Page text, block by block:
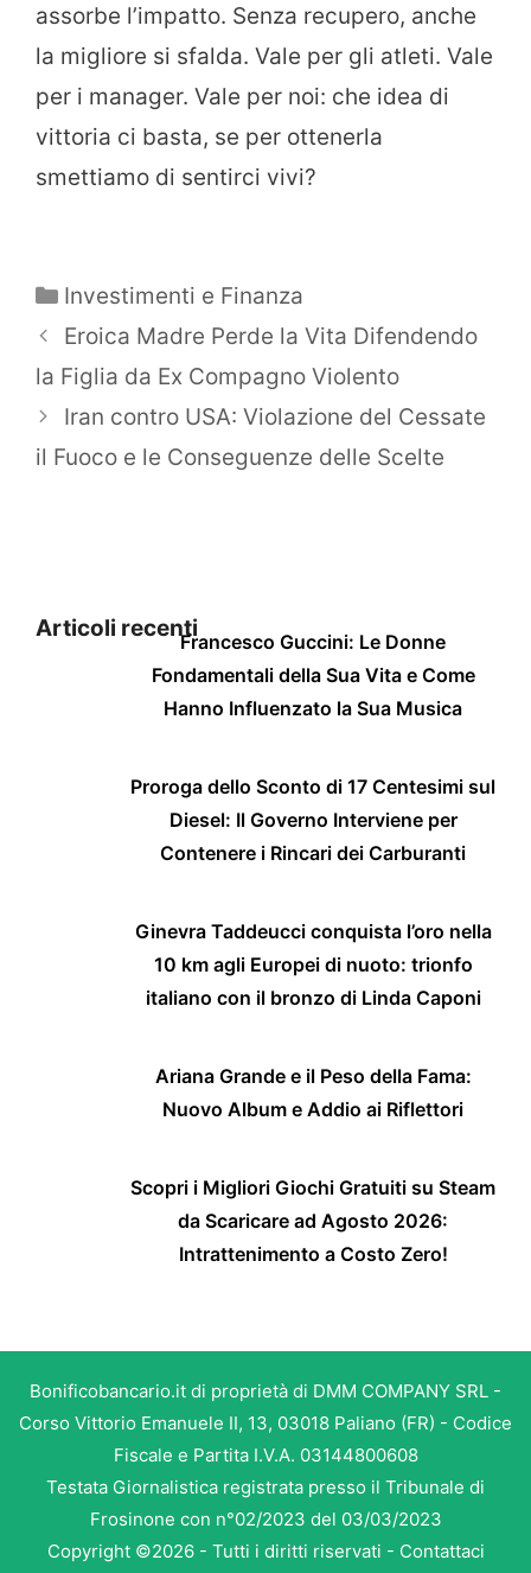
assorbe l’impatto. Senza recupero, anche
la migliore si sfalda. Vale per gli atleti. Vale
per i manager. Vale per noi: che idea di
vittoria ci basta, se per ottenerla
smettiamo di sentirci vivi?
Categorie
Investimenti e Finanza
Eroica Madre Perde la Vita Difendendo
la Figlia da Ex Compagno Violento
Iran contro USA: Violazione del Cessate
il Fuoco e le Conseguenze delle Scelte
Articoli recentiFrancesco Guccini: Le Donne
Fondamentali della Sua Vita e Come
Hanno Influenzato la Sua Musica
Proroga dello Sconto di 17 Centesimi sul
Diesel: Il Governo Interviene per
Contenere i Rincari dei Carburanti
Ginevra Taddeucci conquista l’oro nella
10 km agli Europei di nuoto: trionfo
italiano con il bronzo di Linda Caponi
Ariana Grande e il Peso della Fama:
Nuovo Album e Addio ai Riflettori
Scopri i Migliori Giochi Gratuiti su Steam
da Scaricare ad Agosto 2026:
Intrattenimento a Costo Zero!
Bonificobancario.it di proprietà di DMM COMPANY SRL -
Corso Vittorio Emanuele II, 13, 03018 Paliano (FR) - Codice
Fiscale e Partita I.V.A. 03144800608
Testata Giornalistica registrata presso il Tribunale di
Frosinone con n°02/2023 del 03/03/2023
Copyright ©2026 - Tutti i diritti riservati - Contattaci